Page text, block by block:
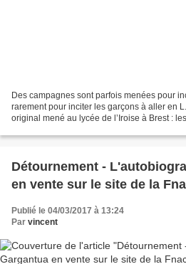
Des campagnes sont parfois menées pour
rarement pour inciter les garçons à aller en
original mené au lycée de l’Iroise à Brest :
Détournement -
en vente sur le site de la
Publié le 04/03/2017 à 13:24
Par vincent